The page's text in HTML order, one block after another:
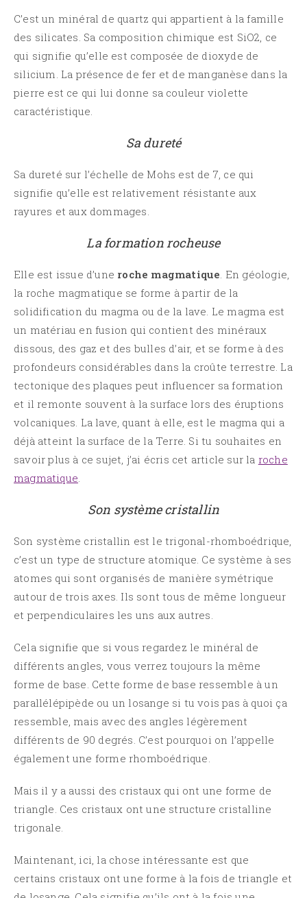
C’est un minéral de quartz qui appartient à la famille
des silicates. Sa composition chimique est SiO2, ce
qui signifie qu’elle est composée de dioxyde de
silicium. La présence de fer et de manganèse dans la
pierre est ce qui lui donne sa couleur violette
caractéristique.
Sa dureté
Sa dureté sur l’échelle de Mohs est de 7, ce qui
signifie qu’elle est relativement résistante aux
rayures et aux dommages.
La formation rocheuse
Elle est issue d’une roche magmatique . En géologie,
la roche magmatique se forme à partir de la
solidification du magma ou de la lave. Le magma est
un matériau en fusion qui contient des minéraux
dissous, des gaz et des bulles d’air, et se forme à des
profondeurs considérables dans la croûte terrestre. La
tectonique des plaques peut influencer sa formation
et il remonte souvent à la surface lors des éruptions
volcaniques. La lave, quant à elle, est le magma qui a
déjà atteint la surface de la Terre. Si tu souhaites en
savoir plus à ce sujet, j’ai écris cet article sur la roche
magmatique
Son système cristallin
Son système cristallin est le trigonal-rhomboédrique,
c’est un type de structure atomique. Ce système à ses
atomes qui sont organisés de manière symétrique
autour de trois axes. Ils sont tous de même longueur
et perpendiculaires les uns aux autres.
Cela signifie que si vous regardez le minéral de
différents angles, vous verrez toujours la même
forme de base. Cette forme de base ressemble à un
parallélépipède ou un losange si tu vois pas à quoi ça
ressemble, mais avec des angles légèrement
différents de 90 degrés. C’est pourquoi on l’appelle
également une forme rhomboédrique.
Mais il y a aussi des cristaux qui ont une forme de
triangle. Ces cristaux ont une structure cristalline
trigonale.
Maintenant, ici, la chose intéressante est que
certains cristaux ont une forme à la fois de triangle et